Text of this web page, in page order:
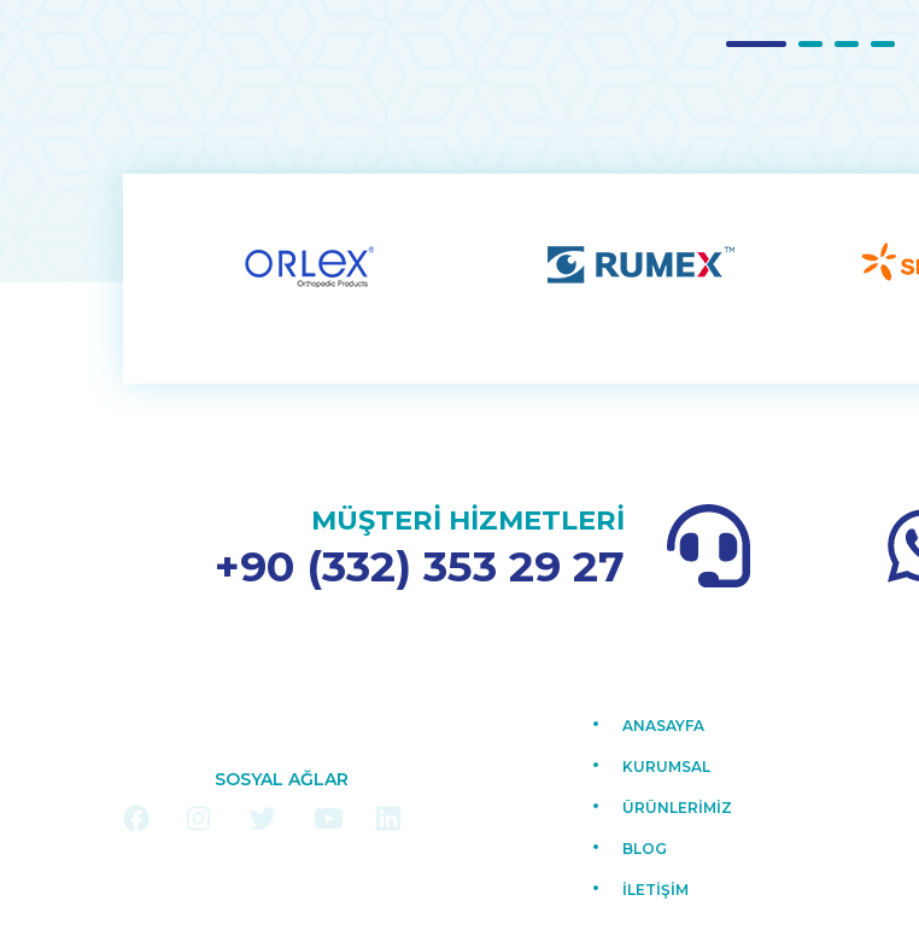
MÜŞTERİ HİZMETLERİ
+90 (332) 353 29 27
SOSYAL AĞLAR
ANASAYFA
KURUMSAL
ÜRÜNLERİMİZ
BLOG
İLETİŞİM